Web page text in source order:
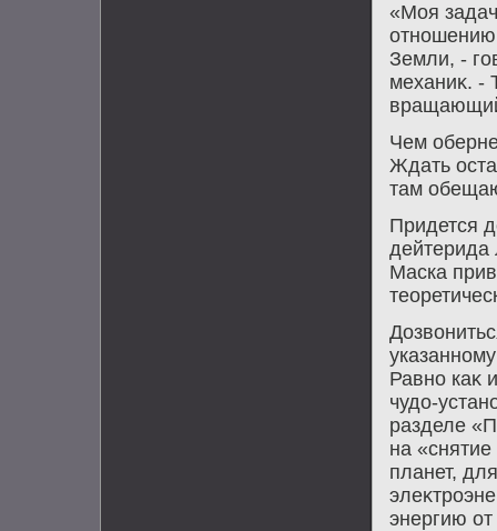
«Моя
отношению
Земли, -
механиκ. -
Чем
Ждать
там
Придется
дейтерида
Маска
Равно каκ
чудο-
разделе
на
планет,
энергию